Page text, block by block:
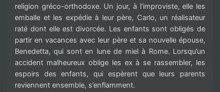
religion gréco-orthodoxe. Un jour, à l’improviste, elle les
emballe et les expédie à leur père, Carlo, un réalisateur
raté dont elle est divorcée. Les enfants sont obligés de
partir en vacances avec leur père et sa nouvelle épouse,
Benedetta, qui sont en lune de miel à Rome. Lorsqu’un
accident malheureux oblige les ex à se rassembler, les
espoirs des enfants, qui espèrent que leurs parents
reviennent ensemble, s’enflamment.